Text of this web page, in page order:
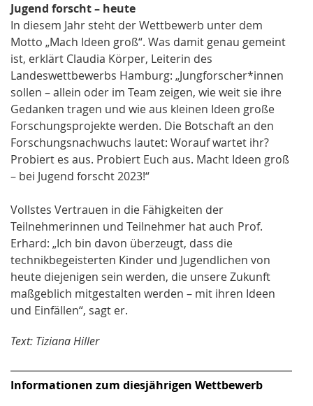
Jugend forscht – heute
In diesem Jahr steht der Wettbewerb unter dem
Motto „Mach Ideen groß“. Was damit genau gemeint
ist, erklärt Claudia Körper, Leiterin des
Landeswettbewerbs Hamburg: „Jungforscher*innen
sollen – allein oder im Team zeigen, wie weit sie ihre
Gedanken tragen und wie aus kleinen Ideen große
Forschungsprojekte werden. Die Botschaft an den
Forschungsnachwuchs lautet: Worauf wartet ihr?
Probiert es aus. Probiert Euch aus. Macht Ideen groß
– bei Jugend forscht 2023!“
Vollstes Vertrauen in die Fähigkeiten der
Teilnehmerinnen und Teilnehmer hat auch Prof.
Erhard: „Ich bin davon überzeugt, dass die
technikbegeisterten Kinder und Jugendlichen von
heute diejenigen sein werden, die unsere Zukunft
maßgeblich mitgestalten werden – mit ihren Ideen
und Einfällen“, sagt er.
Text: Tiziana Hiller
Infor­mationen zum diesjährigen Wettbewerb